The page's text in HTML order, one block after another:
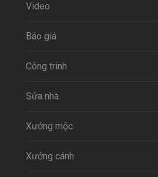
Video
Báo giá
Công trinh
Sửa nhà
Xưởng mộc
Xưởng cánh